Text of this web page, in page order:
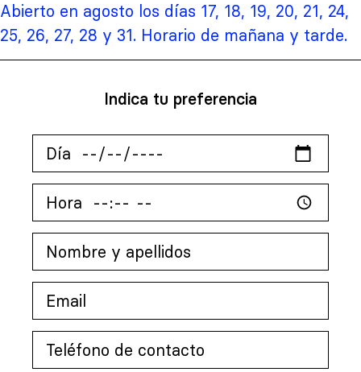
Abierto en agosto los días 17, 18, 19, 20, 21, 24,
25, 26, 27, 28 y 31. Horario de mañana y tarde.
Indica tu preferencia